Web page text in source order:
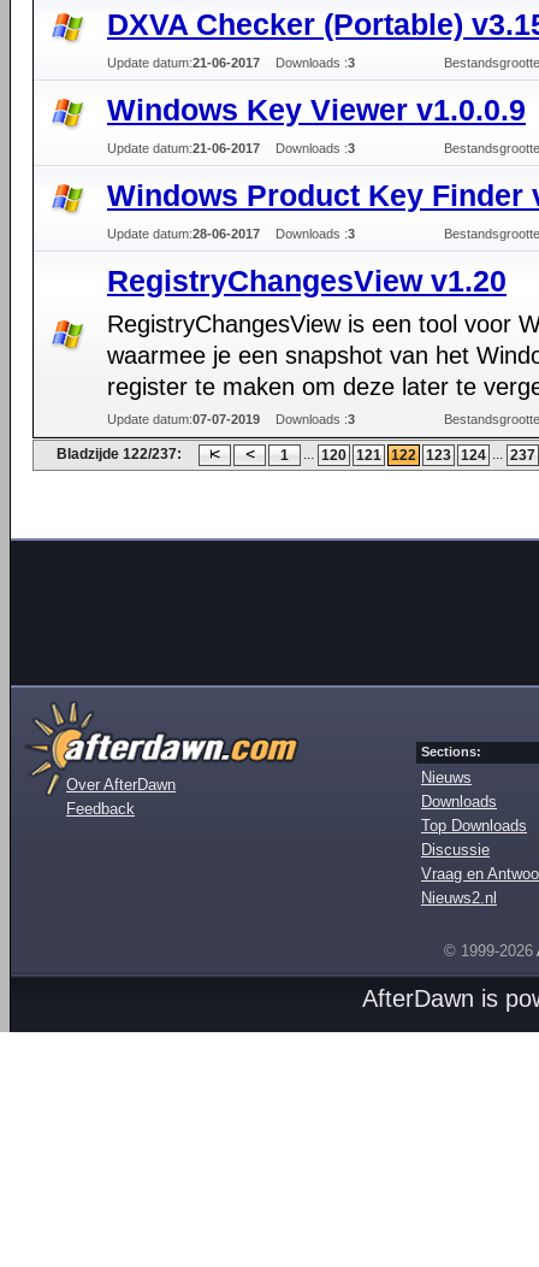
DXVA Checker (Portable)
Update datum:21-06-2017 Downloads :3
Windows Key Viewer v1.0.0.9
Update datum:21-06-2017 Downloads :3
Windows Product Key Finder
Update datum:28-06-2017 Downloads :3
RegistryChangesView v1.20
RegistryChangesView is een tool voor
waarmee je een snapshot van het
register te maken om deze later te
Update datum:07-07-2019 Downloads :3
Bladzijde 122/237: 1 ... 120 121 122 123 124 ... 237
Over AfterDawn
Feedback
Sections:
Nieuws
Downloads
Top Downloads
Discussie
Vraag en
Nieuws2.nl
© 1999-2026
AfterDawn is